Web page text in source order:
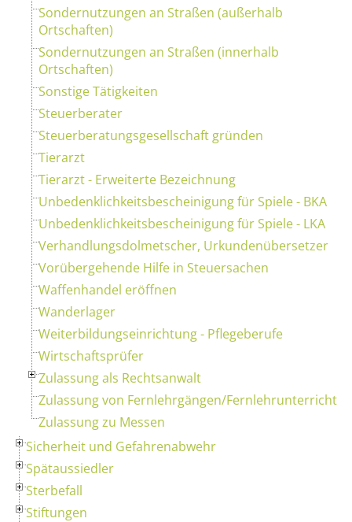
Sondernutzungen an Straßen (außerhalb
Ortschaften)
Sondernutzungen an Straßen (innerhalb
Ortschaften)
Sonstige Tätigkeiten
Steuerberater
Steuerberatungsgesellschaft gründen
Tierarzt
Tierarzt - Erweiterte Bezeichnung
Unbedenklichkeitsbescheinigung für Spiele - BKA
Unbedenklichkeitsbescheinigung für Spiele - LKA
Verhandlungsdolmetscher, Urkundenübersetzer
Vorübergehende Hilfe in Steuersachen
Waffenhandel eröffnen
Wanderlager
Weiterbildungseinrichtung - Pflegeberufe
Wirtschaftsprüfer
Zulassung als Rechtsanwalt
Zulassung von Fernlehrgängen/Fernlehrunterricht
Zulassung zu Messen
Sicherheit und Gefahrenabwehr
Spätaussiedler
Sterbefall
Stiftungen